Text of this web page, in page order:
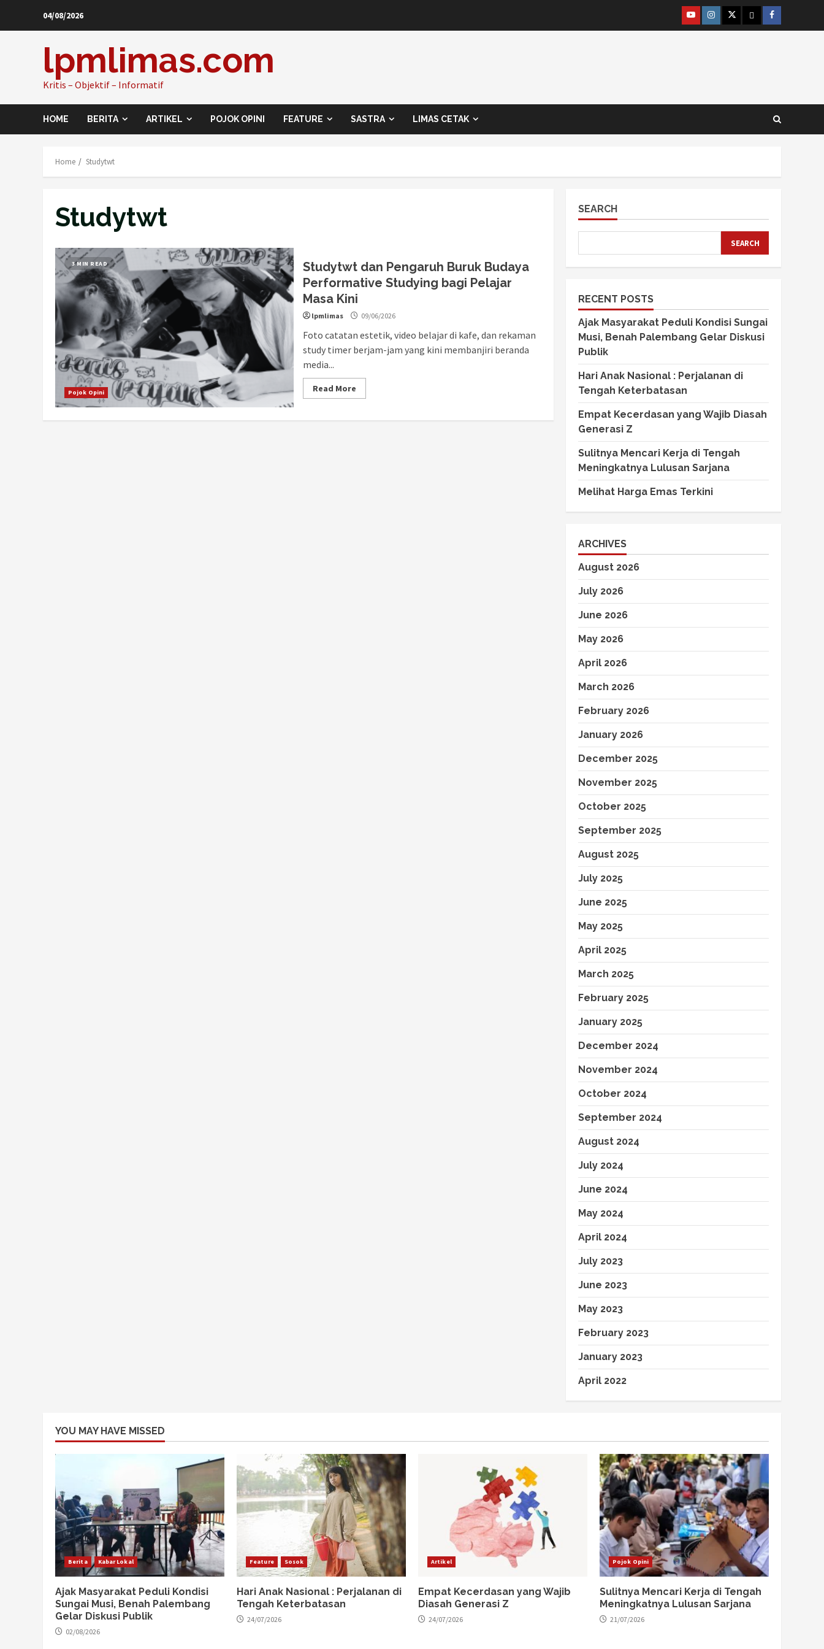
04/08/2026 @lpm_limas
Instagram
TwitterWhatsApp
Facebook
lpmlimas.com
Kritis – Objektif – Informatif
HOME BERITA ARTIKEL POJOK OPINI FEATURE SASTRA LIMAS CETAK
Home Studytwt
Studytwt
3 MIN READ
Pojok Opini
Studytwt dan Pengaruh Buruk Budaya
Performative Studying bagi Pelajar
Masa Kini
lpmlimas 09/06/2026
Foto catatan estetik, video belajar di kafe, dan rekaman
study timer berjam-jam yang kini membanjiri beranda
media...
Read More
SEARCH
SEARCH
RECENT POSTS
Ajak Masyarakat Peduli Kondisi Sungai
Musi, Benah Palembang Gelar Diskusi
Publik
Hari Anak Nasional : Perjalanan di
Tengah Keterbatasan
Empat Kecerdasan yang Wajib Diasah
Generasi Z
Sulitnya Mencari Kerja di Tengah
Meningkatnya Lulusan Sarjana
Melihat Harga Emas Terkini
ARCHIVES
August 2026
July 2026
June 2026
May 2026
April 2026
March 2026
February 2026
January 2026
December 2025
November 2025
October 2025
September 2025
August 2025
July 2025
June 2025
May 2025
April 2025
March 2025
February 2025
January 2025
December 2024
November 2024
October 2024
September 2024
August 2024
July 2024
June 2024
May 2024
April 2024
July 2023
June 2023
May 2023
February 2023
January 2023
April 2022
YOU MAY HAVE MISSED
Berita Kabar Lokal
Ajak Masyarakat Peduli Kondisi
Sungai Musi, Benah Palembang
Gelar Diskusi Publik
02/08/2026
Feature Sosok
Hari Anak Nasional : Perjalanan di
Tengah Keterbatasan
24/07/2026
Artikel
Empat Kecerdasan yang Wajib
Diasah Generasi Z
24/07/2026
Pojok Opini
Sulitnya Mencari Kerja di Tengah
Meningkatnya Lulusan Sarjana
21/07/2026